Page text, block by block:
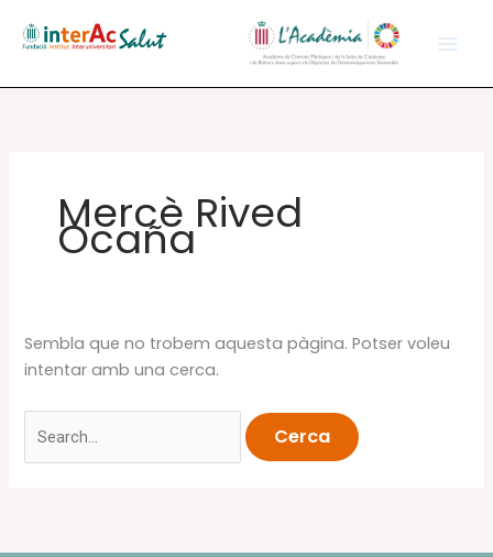
Mercè Rived
Ocaña
Sembla que no trobem aquesta pàgina. Potser voleu
intentar amb una cerca.